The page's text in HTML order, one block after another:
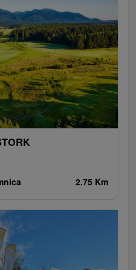
Tarcze
techniki
Pomniki
Źródła
Jazda konna
Chaty górskie
Teatry
Obiekty architektoniczne
Tory gokartowe
winne Cyklotrasy
2.75 Km